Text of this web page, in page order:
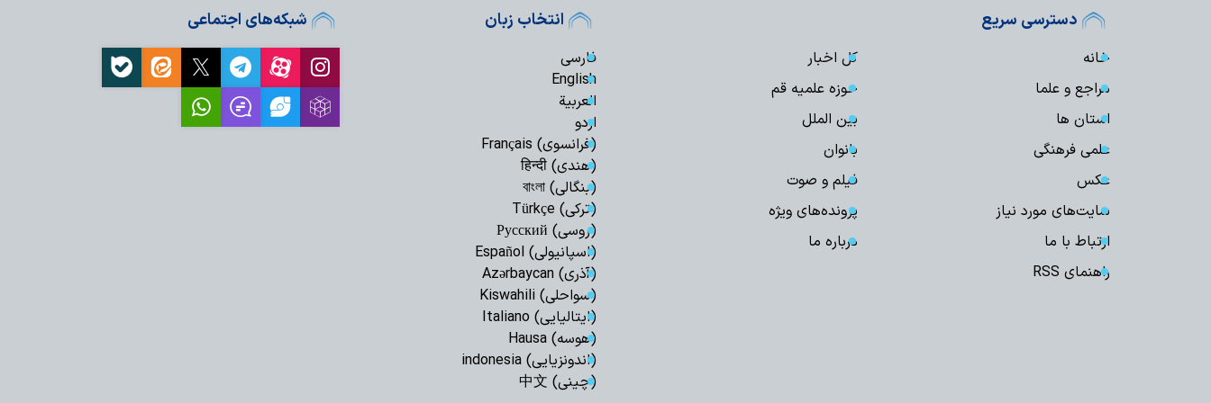
اجرای قانون حجاب، نیازمند اقدام عملی
مدیریت تنگه هرمز اهرم اقتدار جمهوری
رهبری حکیمانه مقام معظم رهبری،
تهدیدهای جهانی را به فرصت و انسجام…
مدیریت انرژی نیازمند پیش‌بینی و تدبیر
عقب‌نشینی دشمن و حفظ عزت و اقتدار…
ملت ایران شایسته بهترین کیفیت زندگی
است
آمریکا در معادله قدرت مقابل ملت ایران و
دسترسی سریع
خانه
کل اخبار
مراجع و علما
حوزه علمیه قم
استان ها
بین الملل
علمی فرهنگی
بانوان
عکس
فیلم و صوت
سایت‌های مورد نیاز
پرونده‌های ویژه
ارتباط با ما
درباره ما
راهنمای RSS
انتخاب زبان
فارسی
English
العربیة
اردو
(فرانسوی) Français
(هندی) हिन्दी
(بنگالی) বাংলা
(ترکی) Türkçe
(روسی) Русский
(اسپانیولی) Español
(آذری) Azərbaycan
(سواحلی) Kiswahili
(ایتالیایی) Italiano
(هوسه) Hausa
(اندونزیایی) indonesia
(چینی) 中文
شبکه‌های اجتماعی